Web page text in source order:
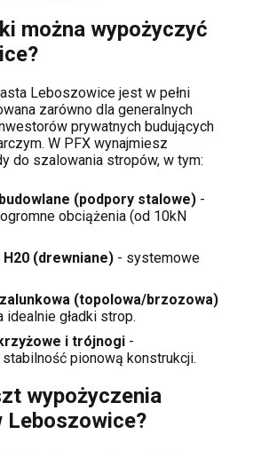
można wypożyczyć
?
Leboszowice jest w pełni
zarówno dla generalnych
prywatnych budujących
W PFX wynajmiesz
do szalowania stropów, w tym:
(podpory stalowe) -
obciążenia (od 10kN
H20 (drewniane) - systemowe
(topolowa/brzozowa)
idealnie gładki strop.
i trójnogi -
pionową konstrukcji.
wypożyczenia
Leboszowice?